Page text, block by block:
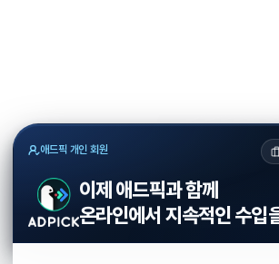
애드픽 개인 회원
이제 애드픽과 함께
온라인에서 지속적인 수입